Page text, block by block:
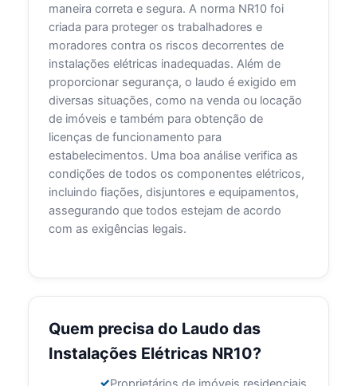
maneira correta e segura. A norma NR10 foi
criada para proteger os trabalhadores e
moradores contra os riscos decorrentes de
instalações elétricas inadequadas. Além de
proporcionar segurança, o laudo é exigido em
diversas situações, como na venda ou locação
de imóveis e também para obtenção de
licenças de funcionamento para
estabelecimentos. Uma boa análise verifica as
condições de todos os componentes elétricos,
incluindo fiações, disjuntores e equipamentos,
assegurando que todos estejam de acordo
com as exigências legais.
Quem precisa do Laudo das
Instalações Elétricas NR10?